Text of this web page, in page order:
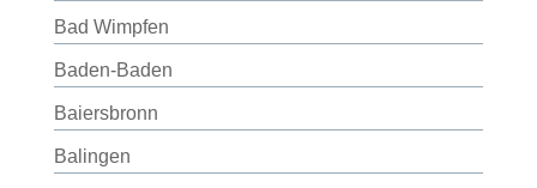
Bad Wimpfen
Baden-Baden
Baiersbronn
Balingen